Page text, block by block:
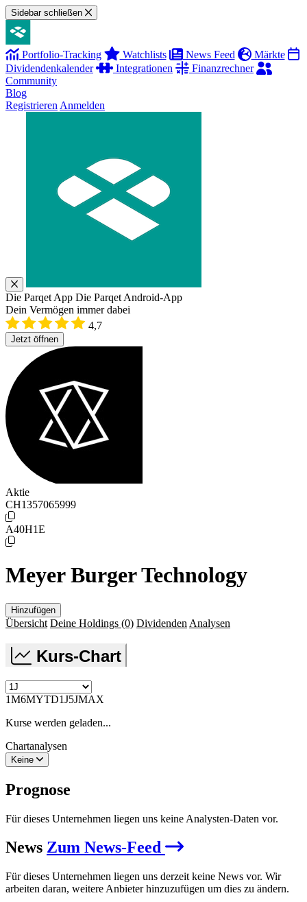
Sidebar schließen
Portfolio-Tracking Watchlists News Feed
Märkte
Dividendenkalender
Integrationen
Finanzrechner
Community
Blog
Registrieren Anmelden
Die Parqet App Die Parqet Android-App
Dein Vermögen immer dabei
4,7
Jetzt öffnen
Aktie
CH1357065999
A40H1E
Meyer Burger Technology
Hinzufügen
Übersicht Deine Holdings (0) Dividenden Analysen
Kurs-Chart
1M6MYTD1J5JMAX
Kurse werden geladen...
Chartanalysen
Keine
Prognose
Für dieses Unternehmen liegen uns keine Analysten-Daten vor.
News Zum News-Feed
Für dieses Unternehmen liegen uns derzeit keine News vor. Wir
arbeiten daran, weitere Anbieter hinzuzufügen um dies zu ändern.